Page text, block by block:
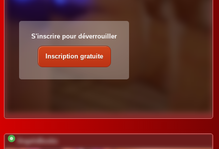
S'inscrire pour déverrouiller
Inscription gratuite
AngelsBoobs